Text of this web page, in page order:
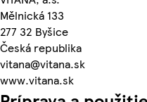
Mělnická 133
277 32 Byšice
Česká republika
vitana@vitana.sk
www.vitana.sk